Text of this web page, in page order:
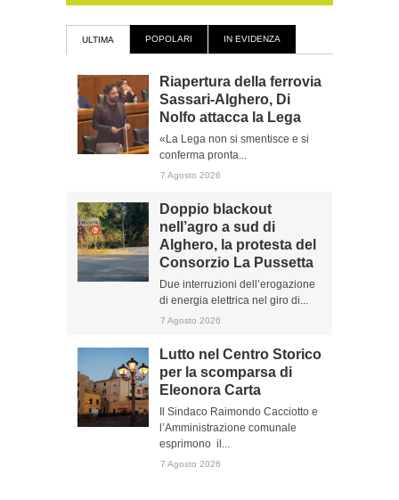
ULTIMA POPOLARI IN EVIDENZA
Riapertura della ferrovia
Sassari-Alghero, Di
Nolfo attacca la Lega
«La Lega non si smentisce e si
conferma pronta...
7 Agosto 2026
Doppio blackout
nell’agro a sud di
Alghero, la protesta del
Consorzio La Pussetta
Due interruzioni dell’erogazione
di energia elettrica nel giro di...
7 Agosto 2026
Lutto nel Centro Storico
per la scomparsa di
Eleonora Carta
Il Sindaco Raimondo Cacciotto e
l’Amministrazione comunale
esprimono il...
7 Agosto 2026